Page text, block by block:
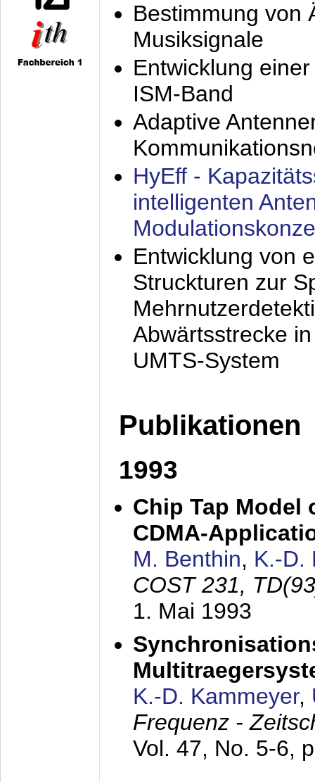
Bestimmung von
Musiksignale
Entwicklung
ISM-Band
Adaptive
HyEff -
intelligenten
Entwicklung von
Struckturen zur
Abwärtsstrecke
UMTS-System
Publikationen
1993
Chip Tap Model
CDMA-
M. Benthin, K.-D.
COST 231,
1. Mai 1993
K.-D. Kammeyer,
Frequenz -
Vol. 47, No. 5-6,